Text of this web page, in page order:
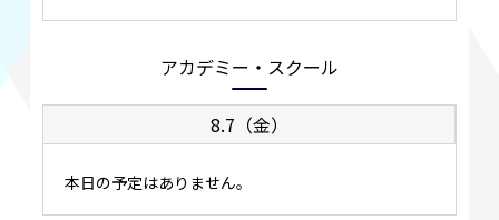
アカデミー・スクール
8.7（金）
本日の予定はありません。